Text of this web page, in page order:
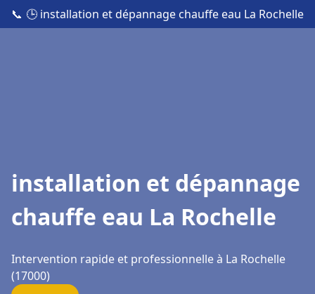
📞 🕒 installation et dépannage chauffe eau La Rochelle
installation et dépannage
chauffe eau La Rochelle
Intervention rapide et professionnelle à La Rochelle
(17000)